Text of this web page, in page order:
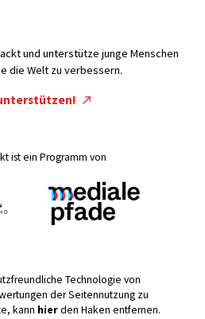
und unterstütze junge Menschen
die Welt zu verbessern.
ist ein Programm von
Technologie von
der Seitennutzung zu
kann hierden Haken entfernen.